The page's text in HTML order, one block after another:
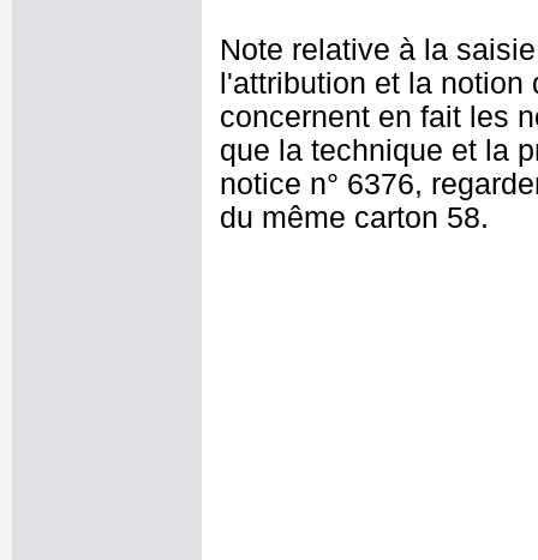
Note relative à la
l'attribution et la
concernent en fait les
que la technique et la
notice n° 6376,
du même carton 58.